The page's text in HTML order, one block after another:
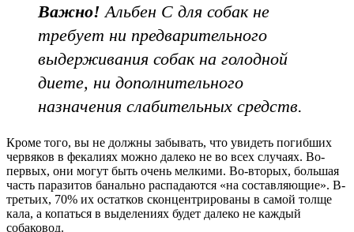
Важно! Альбен С для собак не
требует ни предварительного
выдерживания собак на голодной
диете, ни дополнительного
назначения слабительных средств.
Кроме того, вы не должны забывать, что увидеть погибших
червяков в фекалиях можно далеко не во всех случаях. Во-
первых, они могут быть очень мелкими. Во-вторых, большая
часть паразитов банально распадаются «на составляющие». В-
третьих, 70% их остатков сконцентрированы в самой толще
кала, а копаться в выделениях будет далеко не каждый
собаковод.